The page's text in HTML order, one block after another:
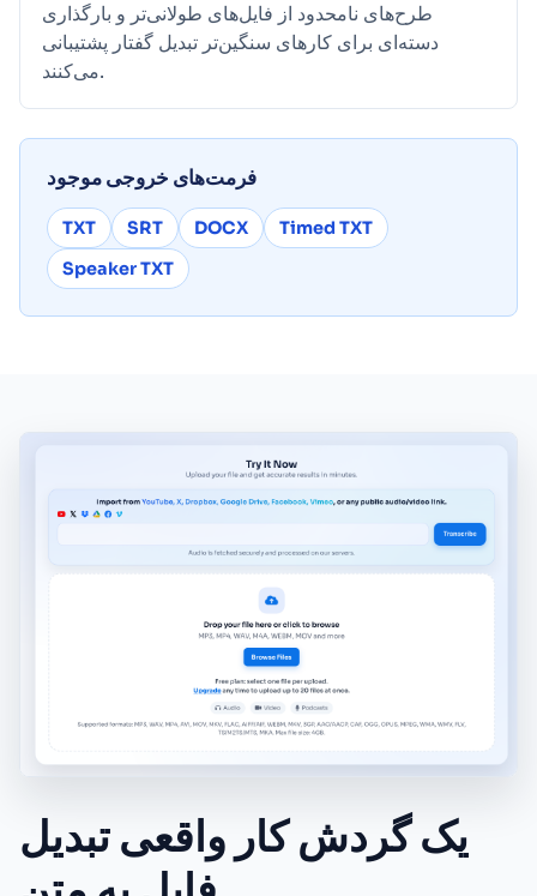
طرح‌های نامحدود از فایل‌های طولانی‌تر و بارگذاری
دسته‌ای برای کارهای سنگین‌تر تبدیل گفتار پشتیبانی
می‌کنند.
فرمت‌های خروجی موجود
TXT SRT DOCX
Timed TXT
Speaker TXT
یک گردش کار واقعی تبدیل